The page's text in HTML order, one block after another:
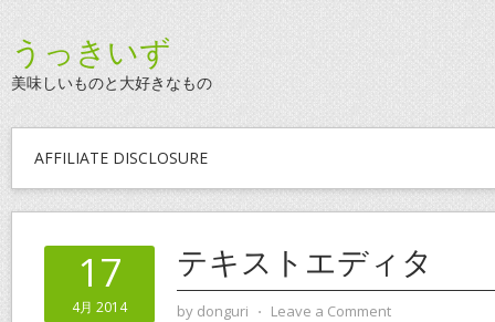
うっきいず
美味しいものと大好きなもの
AFFILIATE DISCLOSURE
17
4月 2014
テキストエディタ
by donguri ⋅ Leave a Comment